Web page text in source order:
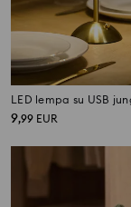
LED lempa su USB
9,99 EUR